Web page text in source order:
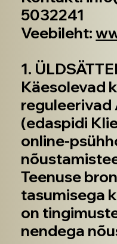
5032241
Veebileht:
1.
Käesolevad
reguleerivad
(edaspidi
online-
Teenuse
tasumisega
on
nendega